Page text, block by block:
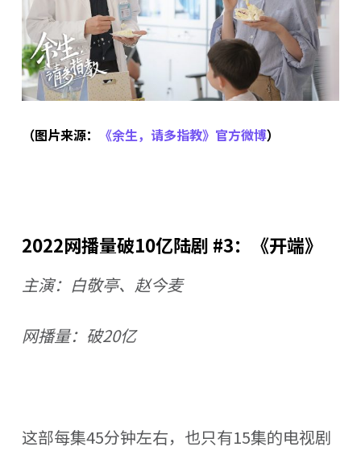
（图片来源： 《余生，请多指教》官方微博）
2022网播量破10亿陆剧 #3：《开端》
主演：白敬亭、赵今麦
网播量：破20亿
这部每集45分钟左右，也只有15集的电视剧